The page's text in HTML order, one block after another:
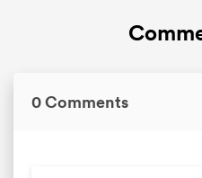
0 Comments